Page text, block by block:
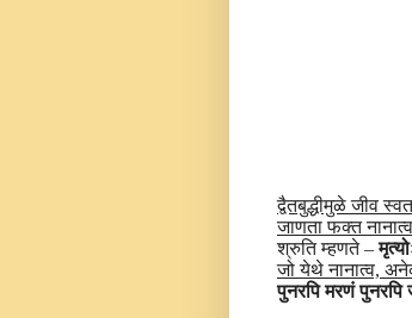
द्वैतबुद्धीमुळे जीव
जाणता फक्त
श्रुति म्हणते –
जो येथे नानात्व,
पुनरपि मरणं